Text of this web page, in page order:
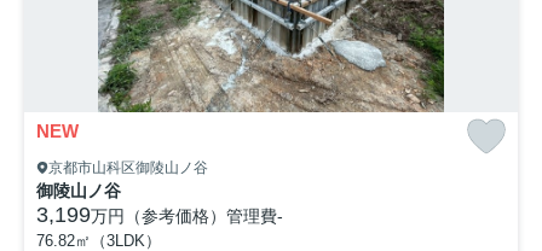
NEW
京都市山科区御陵山ノ谷
御陵山ノ谷
3,199万円（参考価格） 管理費-
76.82㎡（3LDK）